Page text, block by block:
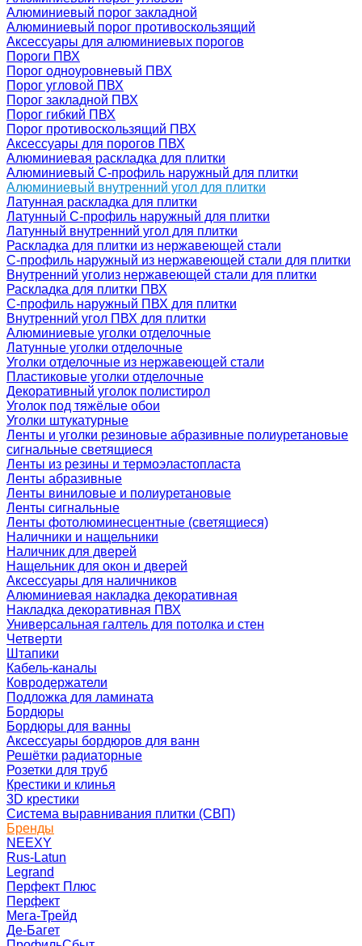
Алюминиевый порог закладной
Алюминиевый порог противоскользящий
Аксессуары для алюминиевых порогов
Пороги ПВХ
Порог одноуровневый ПВХ
Порог угловой ПВХ
Порог закладной ПВХ
Порог гибкий ПВХ
Порог противоскользящий ПВХ
Аксессуары для порогов ПВХ
Алюминиевая раскладка для плитки
Алюминиевый С-профиль наружный для плитки
Алюминиевый внутренний угол для плитки
Латунная раскладка для плитки
Латунный С-профиль наружный для плитки
Латунный внутренний угол для плитки
Раскладка для плитки из нержавеющей стали
С-профиль наружный из нержавеющей стали для плитки
Внутренний уголиз нержавеющей стали для плитки
Раскладка для плитки ПВХ
С-профиль наружный ПВХ для плитки
Внутренний угол ПВХ для плитки
Алюминиевые уголки отделочные
Латунные уголки отделочные
Уголки отделочные из нержавеющей стали
Пластиковые уголки отделочные
Декоративный уголок полистирол
Уголок под тяжёлые обои
Уголки штукатурные
Ленты и уголки резиновые абразивные полиуретановые
сигнальные светящиеся
Ленты из резины и термоэластопласта
Ленты абразивные
Ленты виниловые и полиуретановые
Ленты сигнальные
Ленты фотолюминесцентные (светящиеся)
Наличники и нащельники
Наличник для дверей
Нащельник для окон и дверей
Аксессуары для наличников
Алюминиевая накладка декоративная
Накладка декоративная ПВХ
Универсальная галтель для потолка и стен
Четверти
Штапики
Кабель-каналы
Ковродержатели
Подложка для ламината
Бордюры
Бордюры для ванны
Аксессуары бордюров для ванн
Решётки радиаторные
Розетки для труб
Крестики и клинья
3D крестики
Система выравнивания плитки (СВП)
Бренды
NEEXY
Rus-Latun
Legrand
Перфект Плюс
Перфект
Мега-Трейд
Де-Багет